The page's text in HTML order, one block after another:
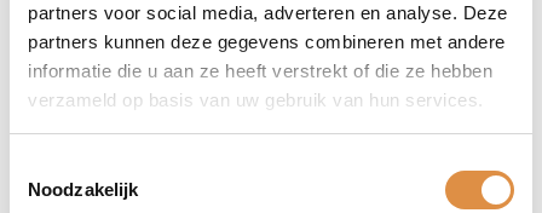
partners voor social media, adverteren en analyse. Deze
partners kunnen deze gegevens combineren met andere
informatie die u aan ze heeft verstrekt of die ze hebben
verzameld op basis van uw gebruik van hun services.
Noodzakelijk
Wijnstreek Côtes de Gascogne
Wijnhuis Domaine de Menard
Witte wijn